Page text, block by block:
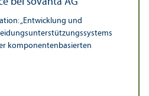
„Entwicklung und
komponenten­basierten